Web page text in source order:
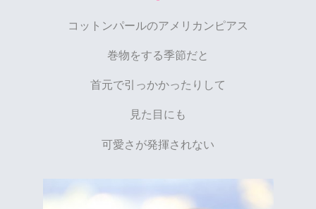
コットンパールのアメリカンピアス
巻物をする季節だと
首元で引っかかったりして
見た目にも
可愛さが発揮されない